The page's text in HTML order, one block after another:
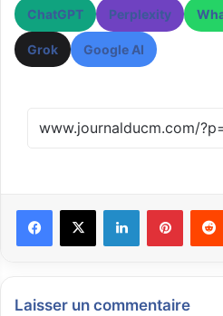
ChatGPT Perplexity
Grok Google AI
Laisser un commentaire